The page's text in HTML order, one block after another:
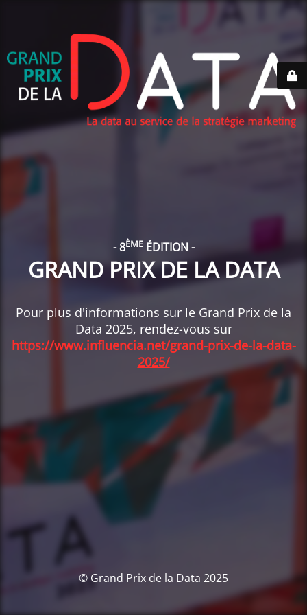
- 8ÈMEÉDITION -
GRAND PRIX DE LA DATA
Pour plus d'informations sur le Grand Prix de la
Data 2025, rendez-vous sur
https://www.influencia.net/grand-prix-de-la-data-
2025/
© Grand Prix de la Data 2025